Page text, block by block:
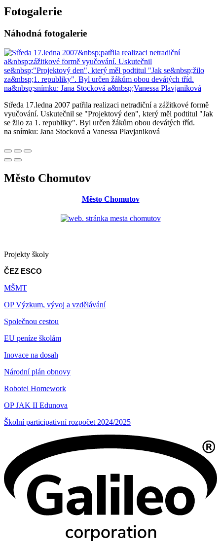
Fotogalerie
Náhodná fotogalerie
Středa 17.ledna 2007 patřila realizaci netradiční a zážitkové formě
vyučování. Uskutečnil se "Projektový den", který měl podtitul "Jak
se žilo za 1. republiky". Byl určen žákům obou devátých tříd.
na snímku: Jana Stocková a Vanessa Plavjaniková
Město Chomutov
Město Chomutov
Projekty školy
ČEZ ESCO
MŠMT
OP Výzkum, vývoj a vzdělávání
Společnou cestou
EU peníze školám
Inovace na dosah
Národní plán obnovy
Robotel Homework
OP JAK II Edunova
Školní participativní rozpočet 2024/2025